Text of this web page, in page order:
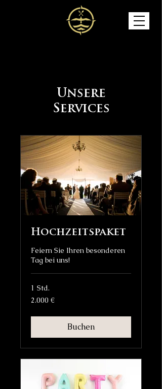
Unsere
Services
Hochzeitspaket
Feiern Sie Ihren besonderen
Tag bei uns!
1 Std.
2.000
Euro
2.000 €
Buchen